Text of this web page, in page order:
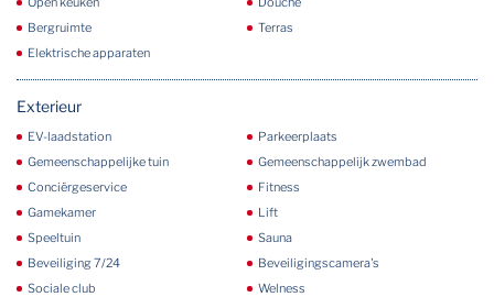
Bergruimte
Terras
Elektrische apparaten
Exterieur
EV-laadstation
Parkeerplaats
Gemeenschappelijke tuin
Gemeenschappelijk zwembad
Conciërgeservice
Fitness
Gamekamer
Lift
Speeltuin
Sauna
Beveiliging 7/24
Beveiligingscamera's
Sociale club
Welness